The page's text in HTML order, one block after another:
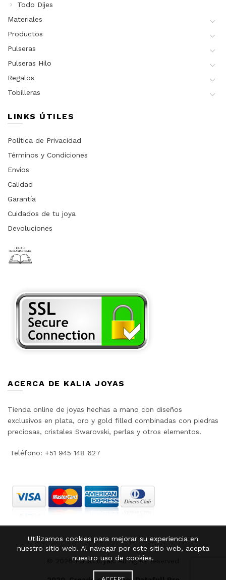
Todo Dijes
Materiales
Productos
Pulseras
Pulseras Hilo
Regalos
Tobilleras
LINKS ÚTILES
Política de Privacidad
Términos y Condiciones
Envíos
Calidad
Garantía
Cuidados de tu joya
Devoluciones
ACERCA DE KALIA JOYAS
Tienda online de joyas hechas a mano con diseños
exclusivos en plata, oro y gold filled combinadas con piedras
preciosas, cristales Swarovski, perlas y otros elementos.
Teléfono: +51 945 148 627
© 2026Kalia Joyas . All rights reserved
Utilizamos cookies para mejorar su experiencia en
nuestro sitio web. Al navegar por este sitio web, acepta
nuestro uso de cookies.